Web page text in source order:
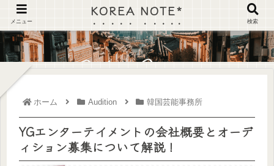
ホーム Audition 韓国芸能事務所
YGエンターテイメントの会社概要とオーデ
ィション募集について解説！
メニュー
KOREA NOTE*
検索